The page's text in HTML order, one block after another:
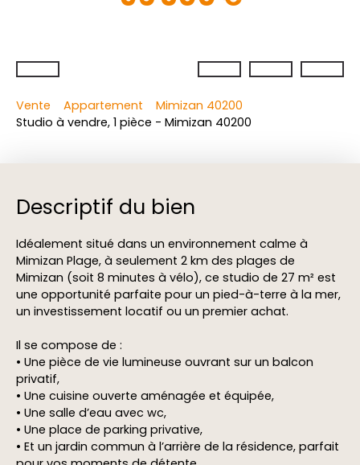
Vente Appartement
Mimizan 40200
Studio à vendre, 1 pièce - Mimizan 40200
Descriptif du bien
Idéalement situé dans un environnement calme à
Mimizan Plage, à seulement 2 km des plages de
Mimizan (soit 8 minutes à vélo), ce studio de 27 m² est
une opportunité parfaite pour un pied-à-terre à la mer,
un investissement locatif ou un premier achat.
Il se compose de :
• Une pièce de vie lumineuse ouvrant sur un balcon
privatif,
• Une cuisine ouverte aménagée et équipée,
• Une salle d’eau avec wc,
• Une place de parking privative,
• Et un jardin commun à l’arrière de la résidence, parfait